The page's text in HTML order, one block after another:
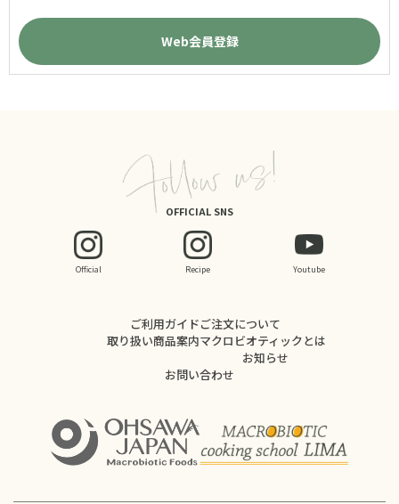
OFFICIAL SNS
Official Recipe Youtube
ご利用ガイドご注文について
取り扱い商品案内マクロビオティックとは
お知らせ
お問い合わせ